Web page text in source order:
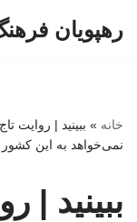
رهپویان
خانه » ببینید | روایت
نمی‌خواهد به این
ببینید |